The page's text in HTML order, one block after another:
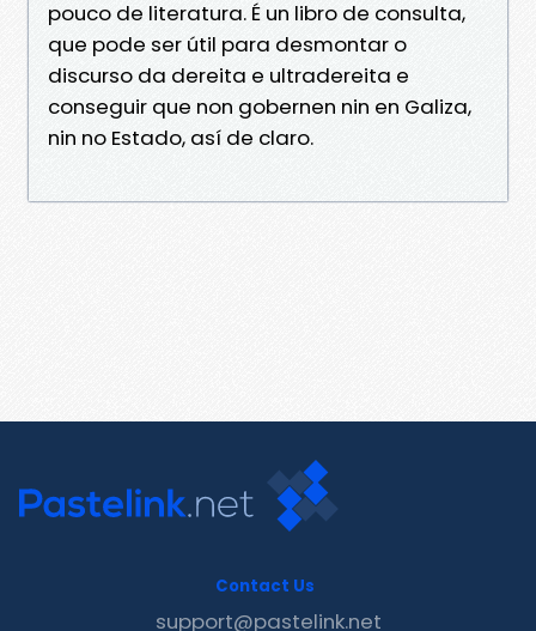
pouco de literatura. É un libro de consulta,
que pode ser útil para desmontar o
discurso da dereita e ultradereita e
conseguir que non gobernen nin en Galiza,
nin no Estado, así de claro.
Contact Us
support@pastelink.net